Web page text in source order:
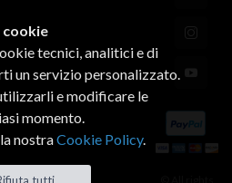
tecnici, analitici e di
un servizio personalizzato.
e modificare le
momento.
nostraCookie Policy.